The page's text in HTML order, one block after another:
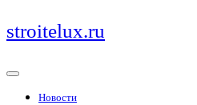
Перейти
к
stroitelux.ru
Новости